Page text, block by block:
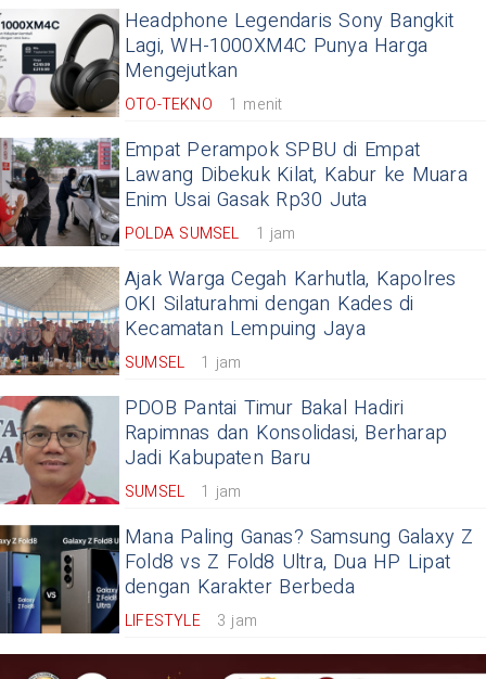
Headphone Legendaris Sony Bangkit
Lagi, WH-1000XM4C Punya Harga
Mengejutkan
OTO-TEKNO 1 menit
Empat Perampok SPBU di Empat
Lawang Dibekuk Kilat, Kabur ke Muara
Enim Usai Gasak Rp30 Juta
POLDA SUMSEL 1 jam
Ajak Warga Cegah Karhutla, Kapolres
OKI Silaturahmi dengan Kades di
Kecamatan Lempuing Jaya
SUMSEL 1 jam
PDOB Pantai Timur Bakal Hadiri
Rapimnas dan Konsolidasi, Berharap
Jadi Kabupaten Baru
SUMSEL 1 jam
Mana Paling Ganas? Samsung Galaxy Z
Fold8 vs Z Fold8 Ultra, Dua HP Lipat
dengan Karakter Berbeda
LIFESTYLE 3 jam